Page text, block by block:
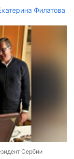
Филатова
Сербии